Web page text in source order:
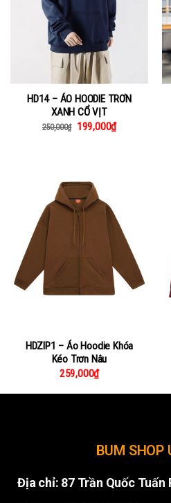
HD14 – ÁO HOODIE TRƠN
XANH CỔ VỊT
250,000₫ 199,000₫
HDZIP1 – Áo Hoodie Khóa
Kéo Trơn Nâu
259,000₫
BUM SHOP
Địa chỉ: 87 Trần Quốc Tuấn